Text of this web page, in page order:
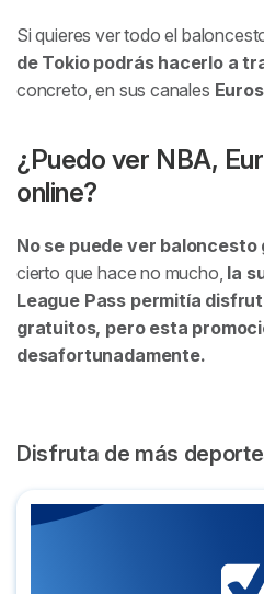
Si quieres ver todo el
de Tokio podrás hacerlo a
concreto, en sus canales
¿Puedo ver NBA,
online?
No se puede ver
cierto que hace no mucho, la
League Pass permitía
gratuitos, pero esta
desafortunadamente.
Disfruta de más
Dónde ver el mundial de